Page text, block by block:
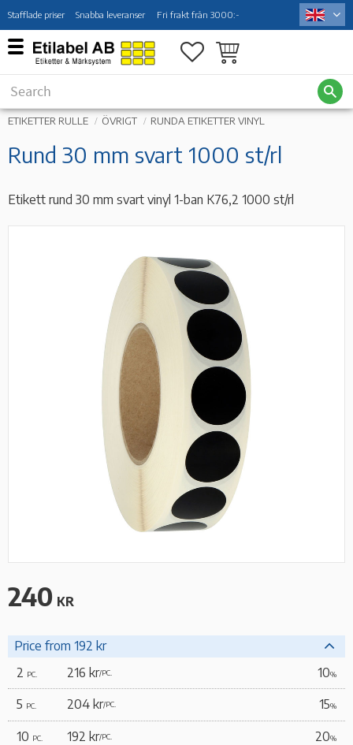
Menu
Stafflade priser Snabba leveranser Fri frakt från 3000:-
Favorites
Basket
ETIKETTER RULLE ÖVRIGT RUNDA ETIKETTER VINYL
Rund 30 mm svart 1000 st/rl
Etikett rund 30 mm svart vinyl 1-ban K76,2 1000 st/rl
240 KR
Price from 192 kr
2 PC. 216 kr/PC. 10%
5 PC. 204 kr/PC. 15%
10 PC. 192 kr/PC. 20%